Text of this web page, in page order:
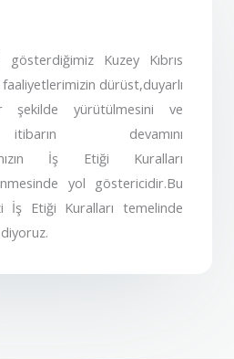
Kuzey Kıbrıs
dürüst,duyarlı
yürütülmesini ve
devamını
İş Etiği Kuralları
yol göstericidir.Bu
İş Etiği Kuralları temelinde